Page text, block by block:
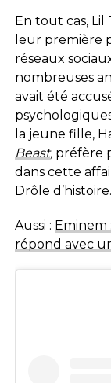
En tout cas, Lil
leur première
réseaux
nombreuses
avait été
la jeune fille,
Beast,préfère
dans cette
Drôle d’histoire.
Aussi : Eminem
répond avec